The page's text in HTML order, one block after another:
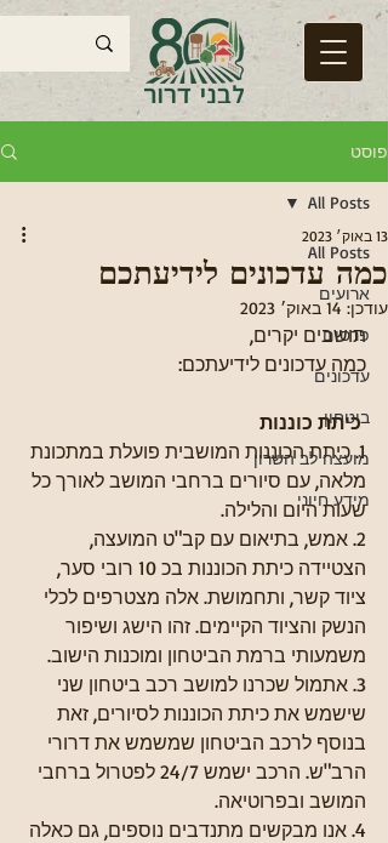
פוסט
All Posts
ארועים
פרסום
עדכונים
ביטחון
מועצה לב השרון
מידע חיוני
All Posts
כמה עדכונים לידיעתכם
13 באוק׳ 2023
עודכן: 14 באוק׳ 2023
תושבים יקרים,
כמה עדכונים לידיעתכם:
כיתת כוננות
1. כיתת הכוננות המושבית פועלת במתכונת
מלאה, עם סיורים ברחבי המושב לאורך כל
שעות היום והלילה.
2. אמש, בתיאום עם קב"ט המועצה,
הצטיידה כיתת הכוננות בכ 10 רובי סער,
ציוד קשר, ותחמושת. אלה מצטרפים לכלי
הנשק והציוד הקיימים. זהו הישג ושיפור
משמעותי ברמת הביטחון ומוכנות הישוב.
3. אתמול שכרנו למושב רכב ביטחון שני
שישמש את כיתת הכוננות לסיורים, זאת
בנוסף לרכב הביטחון שמשמש את דרורי
הרב"ש. הרכב ישמש 24/7 לפטרול ברחבי
המושב ובפרוטיאה.
4. אנו מבקשים מתנדבים נוספים, גם כאלה